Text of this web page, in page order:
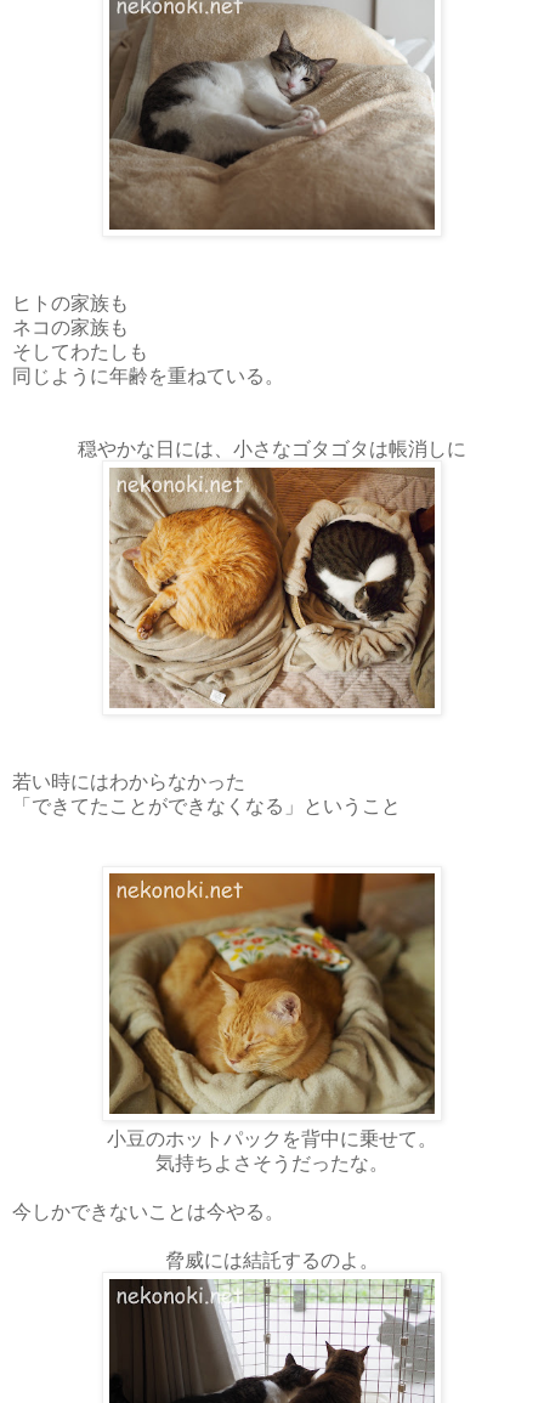
ヒトの家族も
ネコの家族も
そしてわたしも
同じように年齢を重ねている。
穏やかな日には、小さなゴタゴタは帳消しに
若い時にはわからなかった
「できてたことができなくなる」ということ
小豆のホットパックを背中に乗せて。
気持ちよさそうだったな。
今しかできないことは今やる。
脅威には結託するのよ。